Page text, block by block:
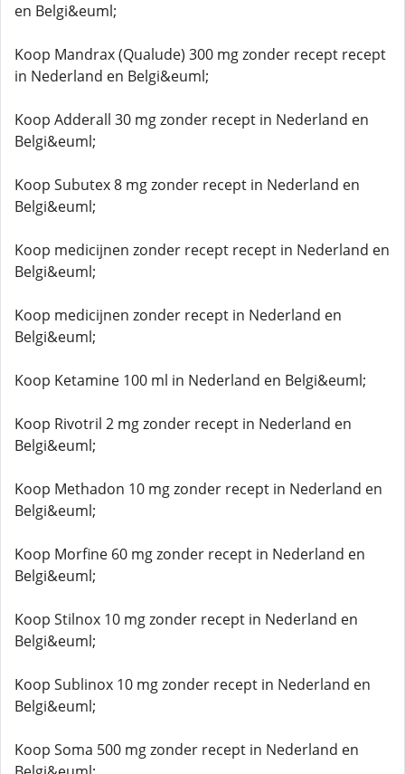
en Belgi&euml;
Koop Mandrax (Qualude) 300 mg zonder recept recept
in Nederland en Belgi&euml;
Koop Adderall 30 mg zonder recept in Nederland en
Belgi&euml;
Koop Subutex 8 mg zonder recept in Nederland en
Belgi&euml;
Koop medicijnen zonder recept recept in Nederland en
Belgi&euml;
Koop medicijnen zonder recept in Nederland en
Belgi&euml;
Koop Ketamine 100 ml in Nederland en Belgi&euml;
Koop Rivotril 2 mg zonder recept in Nederland en
Belgi&euml;
Koop Methadon 10 mg zonder recept in Nederland en
Belgi&euml;
Koop Morfine 60 mg zonder recept in Nederland en
Belgi&euml;
Koop Stilnox 10 mg zonder recept in Nederland en
Belgi&euml;
Koop Sublinox 10 mg zonder recept in Nederland en
Belgi&euml;
Koop Soma 500 mg zonder recept in Nederland en